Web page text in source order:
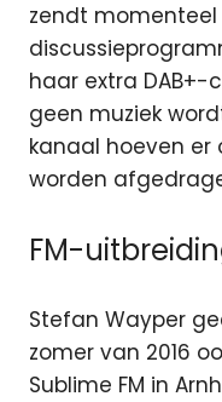
zendt
haar extra DAB+-
geen muziek
kanaal hoeven er
worden
FM-
Stefan Wayper
zomer van 2016
Sublime FM in